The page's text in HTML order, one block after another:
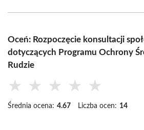
Oceń: Rozpoczęcie konsultacji
dotyczących Programu Ochrony
Rudzie
★ ★ ★ ★ ★
Średnia ocena: 4.67 Liczba ocen: 14